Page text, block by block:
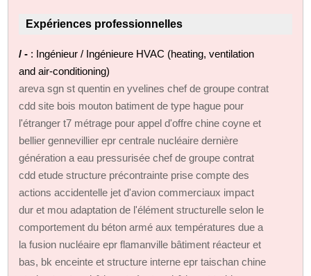
Expériences professionnelles
/ - : Ingénieur / Ingénieure HVAC (heating, ventilation
and air-conditioning)
areva sgn st quentin en yvelines chef de groupe contrat
cdd site bois mouton batiment de type hague pour
l'étranger t7 métrage pour appel d'offre chine coyne et
bellier gennevillier epr centrale nucléaire dernière
génération a eau pressurisée chef de groupe contrat
cdd etude structure précontrainte prise compte des
actions accidentelle jet d'avion commerciaux impact
dur et mou adaptation de l'élément structurelle selon le
comportement du béton armé aux températures due a
la fusion nucléaire epr flamanville bâtiment réacteur et
bas, bk enceinte et structure interne epr taischan chine